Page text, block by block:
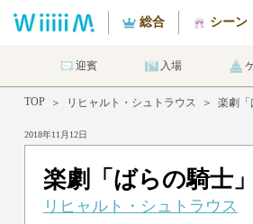
総合 シーン
迎賓 入場
TOP ＞ リヒャルト・シュトラウス ＞ 楽劇「
2018年11月12日
楽劇「ばらの騎士
リヒャルト・シュトラウス